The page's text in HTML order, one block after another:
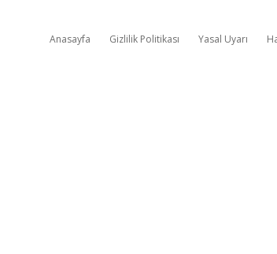
Anasayfa Gizlilik Politikası Yasal Uyarı